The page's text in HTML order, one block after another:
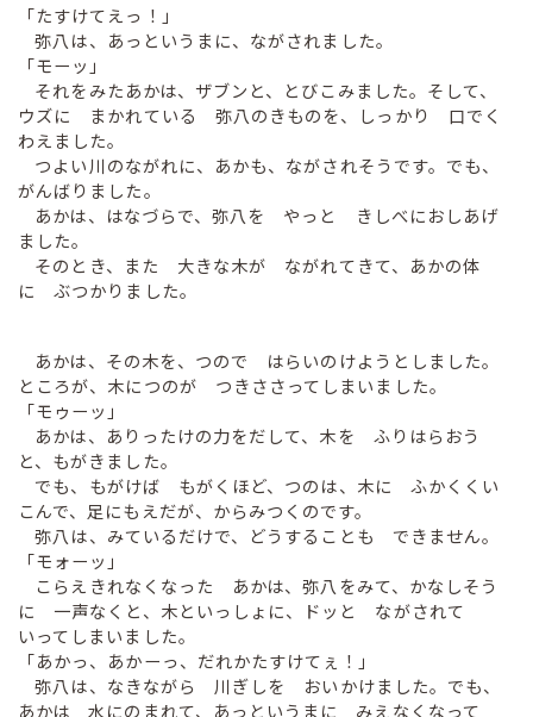
「たすけてえっ！」
弥八は、あっというまに、ながされました。
「モーッ」
それをみたあかは、ザブンと、とびこみました。そして、
ウズに まかれている 弥八のきものを、しっかり 口でく
わえました。
つよい川のながれに、あかも、ながされそうです。でも、
がんばりました。
あかは、はなづらで、弥八を やっと きしべにおしあげ
ました。
そのとき、また 大きな木が ながれてきて、あかの体
に ぶつかりました。
あかは、その木を、つので はらいのけようとしました。
ところが、木につのが つきささってしまいました。
「モゥーッ」
あかは、ありったけの力をだして、木を ふりはらおう
と、もがきました。
でも、もがけば もがくほど、つのは、木に ふかくくい
こんで、足にもえだが、からみつくのです。
弥八は、みているだけで、どうすることも できません。
「モォーッ」
こらえきれなくなった あかは、弥八をみて、かなしそう
に 一声なくと、木といっしょに、ドッと ながされて
いってしまいました。
「あかっ、あかーっ、だれかたすけてぇ！」
弥八は、なきながら 川ぎしを おいかけました。でも、
あかは 水にのまれて、あっというまに みえなくなって